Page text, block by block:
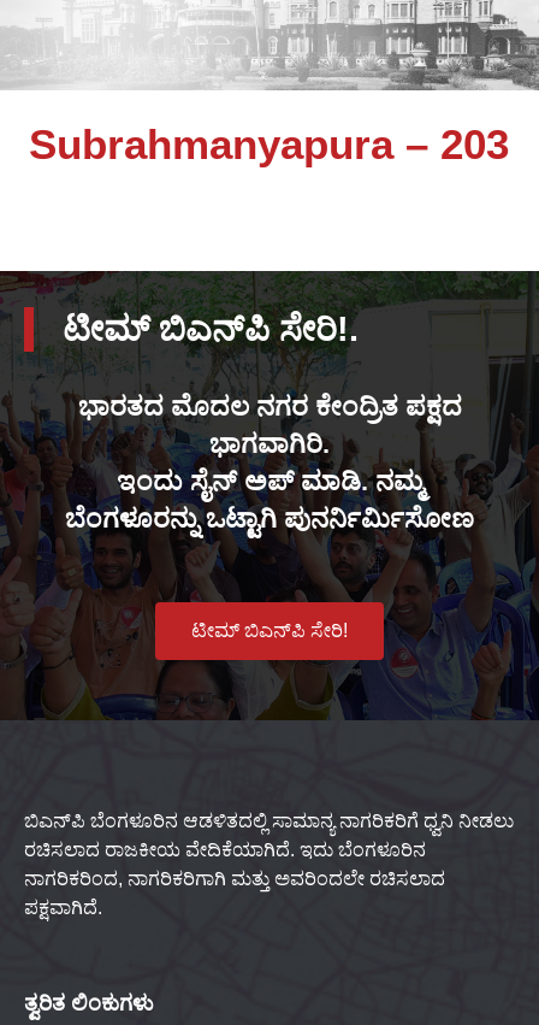
Subrahmanyapura – 203
ಟೀಮ್ ಬಿಎನ್‌ಪಿ ಸೇರಿ!.
ಭಾರತದ ಮೊದಲ ನಗರ ಕೇಂದ್ರಿತ ಪಕ್ಷದ
ಭಾಗವಾಗಿರಿ.
ಇಂದು ಸೈನ್ ಅಪ್ ಮಾಡಿ. ನಮ್ಮ
ಬೆಂಗಳೂರನ್ನು ಒಟ್ಟಾಗಿ ಪುನರ್ನಿರ್ಮಿಸೋಣ
ಟೀಮ್ ಬಿಎನ್‌ಪಿ ಸೇರಿ!
ಬಿಎನ್‌ಪಿ ಬೆಂಗಳೂರಿನ ಆಡಳಿತದಲ್ಲಿ ಸಾಮಾನ್ಯ ನಾಗರಿಕರಿಗೆ ಧ್ವನಿ ನೀಡಲು
ರಚಿಸಲಾದ ರಾಜಕೀಯ ವೇದಿಕೆಯಾಗಿದೆ. ಇದು ಬೆಂಗಳೂರಿನ
ನಾಗರಿಕರಿಂದ, ನಾಗರಿಕರಿಗಾಗಿ ಮತ್ತು ಅವರಿಂದಲೇ ರಚಿಸಲಾದ
ಪಕ್ಷವಾಗಿದೆ.
ತ್ವರಿತ ಲಿಂಕುಗಳು